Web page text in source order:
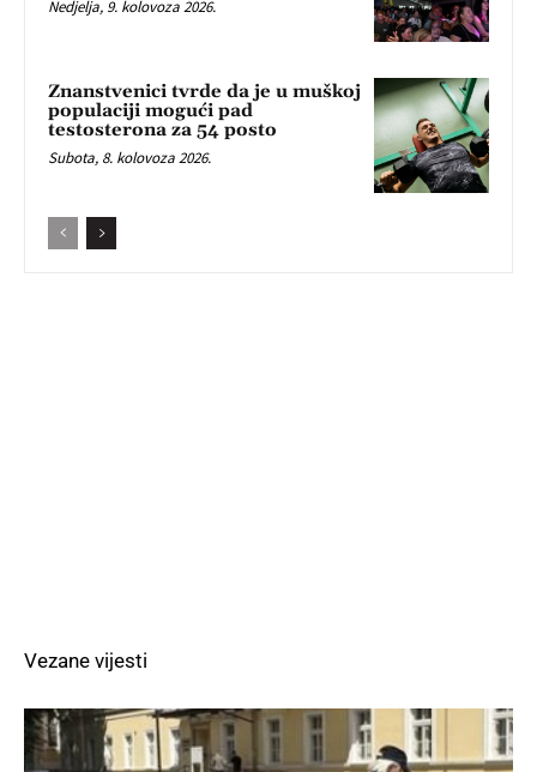
Nedjelja, 9. kolovoza 2026.
Znanstvenici tvrde da je u muškoj
populaciji mogući pad
testosterona za 54 posto
Subota, 8. kolovoza 2026.
Vezane vijesti